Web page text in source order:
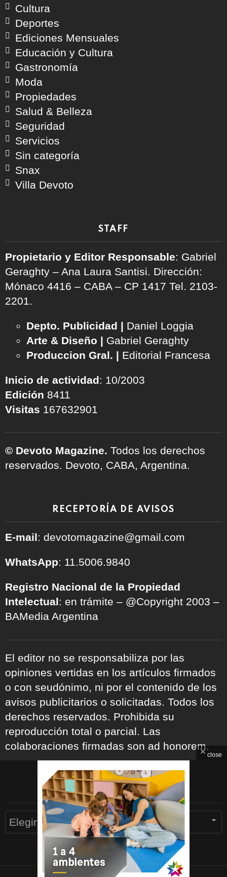
Cultura
Deportes
Ediciones Mensuales
Educación y Cultura
Gastronomía
Moda
Propiedades
Salud & Belleza
Seguridad
Servicios
Sin categoría
Snax
Villa Devoto
STAFF
Propietario y Editor Responsable: Gabriel
Geraghty – Ana Laura Santisi. Dirección:
Mónaco 4416 – CABA – CP 1417 Tel. 2103-
2201.
Depto. Publicidad | Daniel Loggia
Arte & Diseño | Gabriel Geraghty
Produccion Gral. | Editorial Francesa
Inicio de actividad: 10/2003
Edición 8411
Visitas 167632901
© Devoto Magazine. Todos los derechos
reservados. Devoto, CABA, Argentina.
RECEPTORÍA DE AVISOS
E-mail: devotomagazine@gmail.com
WhatsApp: 11.5006.9840
Registro Nacional de la Propiedad
Intelectual: en trámite – @Copyright 2003 –
BAMedia Argentina
El editor no se responsabiliza por las
opiniones vertidas en los artículos firmados
o con seudónimo, ni por el contenido de los
avisos publicitarios o solicitadas. Todos los
derechos reservados. Prohibida su
reproducción total o parcial. Las
colaboraciones firmadas son ad honorem.
ARCHIVOS
Archivos
close